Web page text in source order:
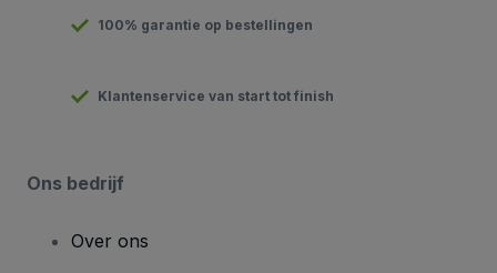
100% garantie op bestellingen
Klantenservice van start tot finish
Ons bedrijf
Over ons